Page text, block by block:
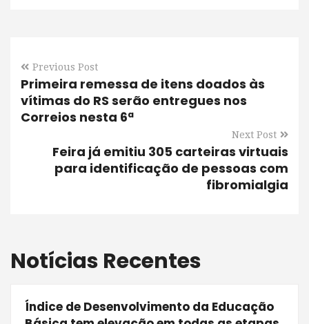
Previous Post
Primeira remessa de itens doados às
vítimas do RS serão entregues nos
Correios nesta 6ª
Next Post
Feira já emitiu 305 carteiras virtuais
para identificação de pessoas com
fibromialgia
Notícias Recentes
Índice de Desenvolvimento da Educação